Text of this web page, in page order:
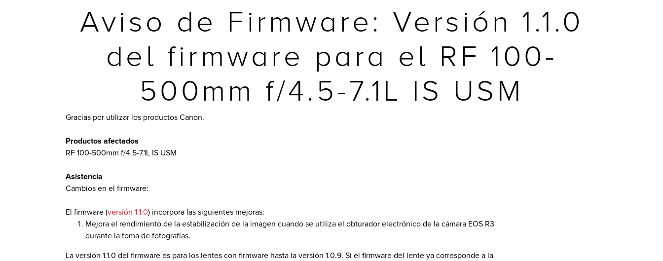
Aviso de Firmware: Versión 1.1.0
del firmware para el RF 100-
500mm f/4.5-7.1L IS USM
Gracias por utilizar los productos Canon.
Productos afectados
RF 100-500mm f/4.5-7.1L IS USM
Asistencia
Cambios en el firmware:
El firmware (versión 1.1.0) incorpora las siguientes mejoras:
Mejora el rendimiento de la estabilización de la imagen cuando se utiliza el obturador electrónico de la cámara EOS R3
durante la toma de fotografías.
La versión 1.1.0 del firmware es para los lentes con firmware hasta la versión 1.0.9. Si el firmware del lente ya corresponde a la